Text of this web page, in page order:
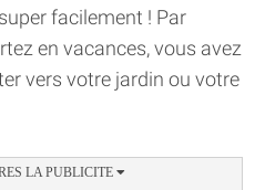
facilement ! Par
en vacances, vous avez
vers votre jardin ou votre